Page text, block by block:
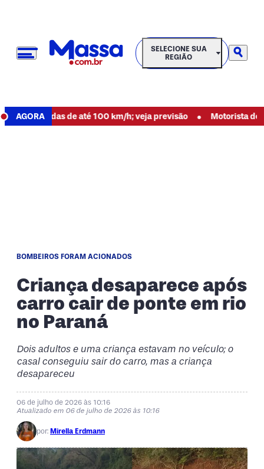
SELECIONE SUA REGIÃO
SELECIONE SUA
REGIÃO
AGORA
rajadas de até 100 km/h; veja previsão • Motorista
BOMBEIROS FORAM ACIONADOS
Criança desaparece após
carro cair de ponte em rio
no Paraná
Dois adultos e uma criança estavam no veículo; o
casal conseguiu sair do carro, mas a criança
desapareceu
06 de julho de 2026 às 10:16
Atualizado em 06 de julho de 2026 às 10:16
por: Mirella Erdmann